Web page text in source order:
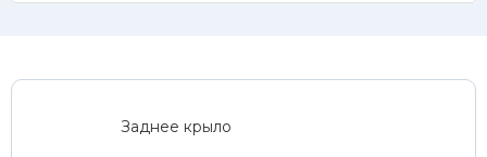
Заднее крыло